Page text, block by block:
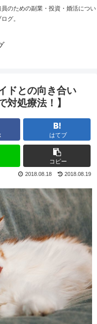
のための副業・投資・婚活につい
グ。
ドとの向き合い
対処療法！】
はてブ
コピー
2018.08.19
2018.08.18